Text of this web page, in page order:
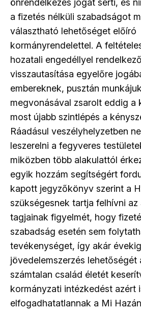
önrendelkezés jogát sérti, és
a fizetés nélküli szabadságot
választható lehetőséget előíró
kormányrendelettel. A
hozatali engedéllyel
visszautasítása egyelőre
embereknek, pusztán
megvonásával zsarolt eddig a
most újabb szintlépés a
Ráadásul veszélyhelyzetben
leszerelni a fegyveres
miközben több alakulattól
egyik hozzám segítségért
kapott jegyzőkönyv szerint a
szükségesnek tartja felhívni az
tagjainak figyelmét, hogy
szabadság esetén sem
tevékenységet, így akár
jövedelemszerzés lehetőségét
számtalan család életét
kormányzati intézkedést azért
elfogadhatatlannak a Mi